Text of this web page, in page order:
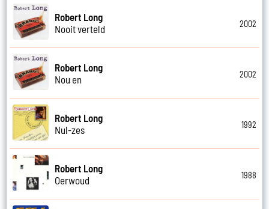
Robert Long
Nooit verteld
2002
Robert Long
Nou en
2002
Robert Long
Nul-zes
1992
Robert Long
Oerwoud
1988